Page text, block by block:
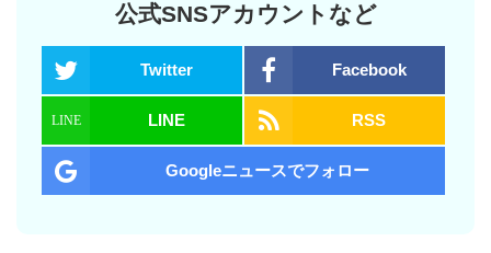
公式SNSアカウントなど
Twitter Facebook
LINE RSS
Googleニュースでフォロー